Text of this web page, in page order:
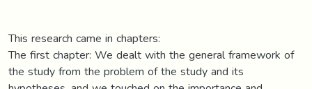
This research came in chapters:
The first chapter: We dealt with the general framework of
the study from the problem of the study and its